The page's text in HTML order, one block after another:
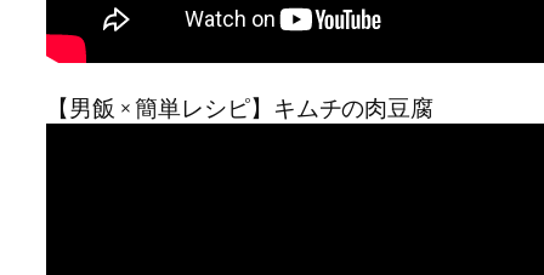
【男飯 × 簡単レシピ】キムチの肉豆腐